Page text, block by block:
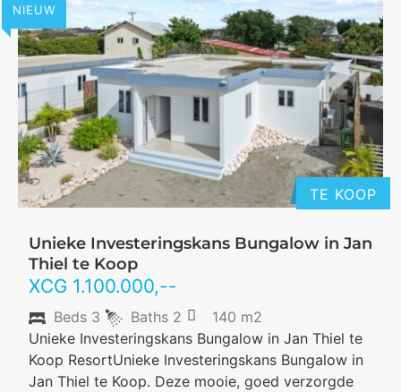
NIEUW
TE KOOP
Unieke Investeringskans Bungalow in Jan
Thiel te Koop
XCG 1.100.000,--
Beds 3 Baths 2
140 m2
Unieke Investeringskans Bungalow in Jan Thiel te
Koop ResortUnieke Investeringskans Bungalow in
Jan Thiel te Koop. Deze mooie, goed verzorgde